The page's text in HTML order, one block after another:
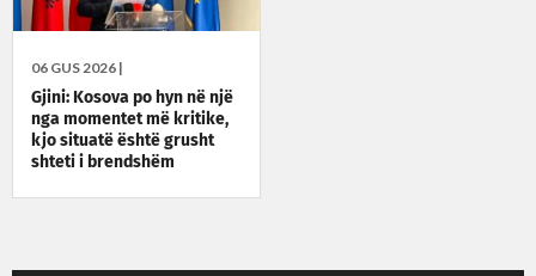
06 GUS 2026 |
Gjini: Kosova po hyn në një
nga momentet më kritike,
kjo situatë është grusht
shteti i brendshëm